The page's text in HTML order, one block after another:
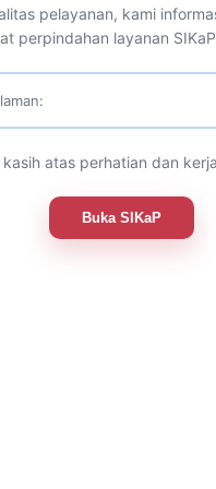
pelayanan, kami
perpindahan layanan
kasih atas perhatian dan
Buka SIKaP